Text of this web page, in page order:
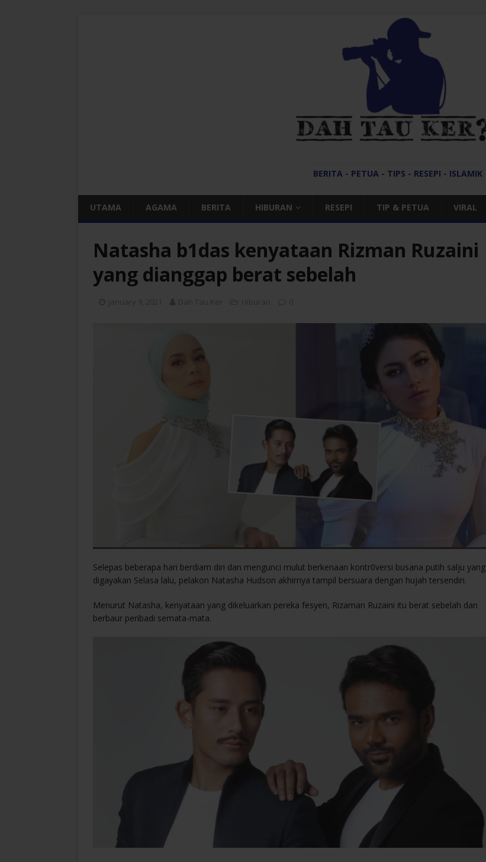
BERITA - PETUA - TIPS - RESEPI - ISLAMIK
UTAMA AGAMA BERITA HIBURAN RESEPI TIP & PETUA VIRAL
Natasha b1das kenyataan Rizman Ruzaini
yang dianggap berat sebelah
Selepas beberapa hari berdiam diri dan mengunci mulut berkenaan kontr0versi busana putih salju yang
digayakan Selasa lalu, pelakon Natasha Hudson akhirnya tampil bersuara dengan hujah tersendiri.
Menurut Natasha, kenyataan yang dikeluarkan pereka fesyen, Rizaman Ruzaini itu berat sebelah dan
berbaur peribadi semata-mata.